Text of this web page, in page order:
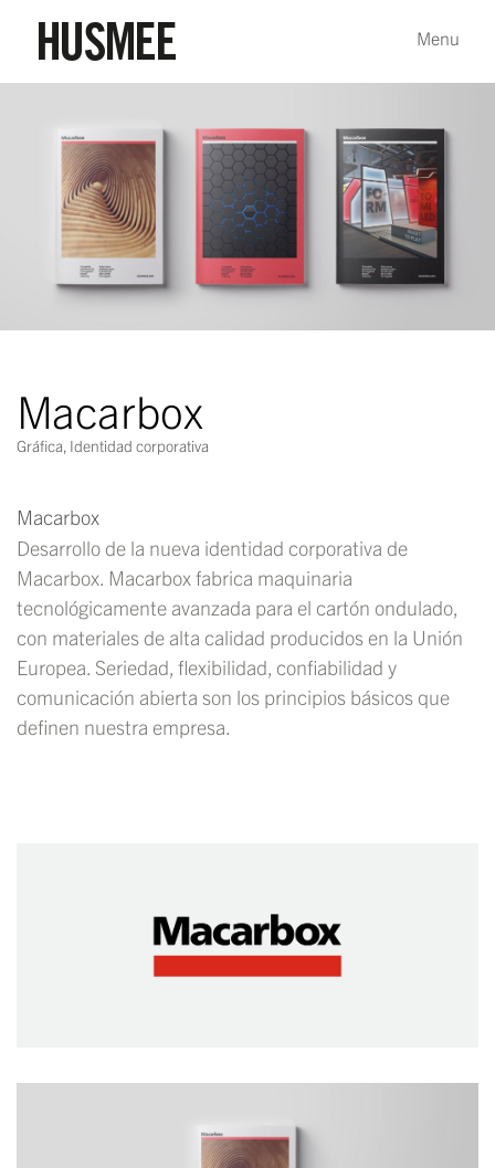
Macarbox
Gráfica, Identidad corporativa
Macarbox
Desarrollo de la nueva identidad corporativa de
Macarbox. Macarbox fabrica maquinaria
tecnológicamente avanzada para el cartón ondulado,
con materiales de alta calidad producidos en la Unión
Europea. Seriedad, flexibilidad, confiabilidad y
comunicación abierta son los principios básicos que
definen nuestra empresa.